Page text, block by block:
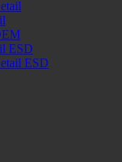
ESD
ESD